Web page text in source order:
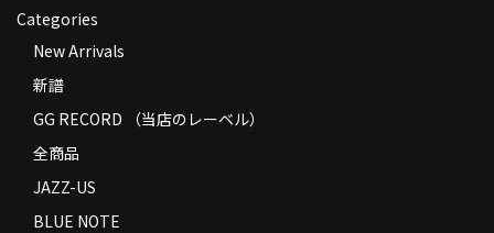
コンディション
Privacy Policy
Contact
Categories
New Arrivals
新譜
GG RECORD （当店のレーベル）
全商品
JAZZ-US
BLUE NOTE